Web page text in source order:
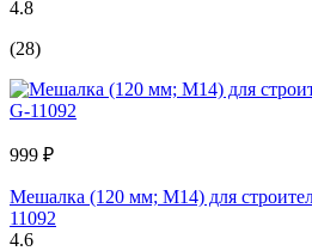
4.8
(28)
999 ₽
Мешалка (120 мм; М14) для
11092
4.6